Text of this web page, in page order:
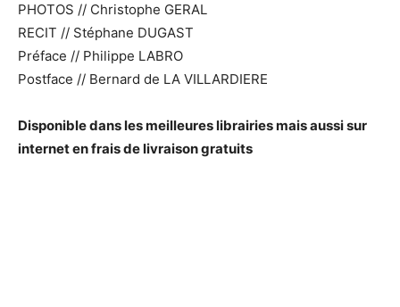
PHOTOS // Christophe GERAL
RECIT // Stéphane DUGAST
Préface // Philippe LABRO
Postface // Bernard de LA VILLARDIERE
Disponible dans les meilleures librairies mais aussi sur
internet en frais de livraison gratuits